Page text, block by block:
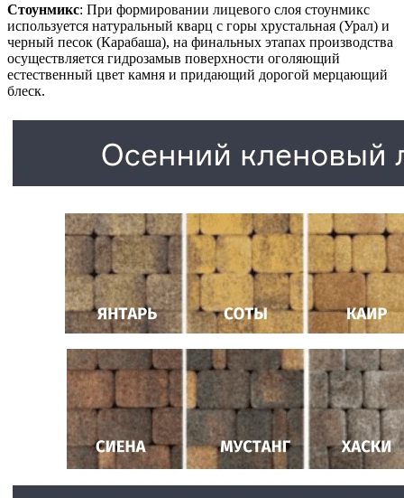
Стоунмикс: При формировании лицевого слоя стоунмикс
используется натуральный кварц с горы хрустальная (Урал) и
черный песок (Карабаша), на финальных этапах производства
осуществляется гидрозамыв поверхности оголяющий
естественный цвет камня и придающий дорогой мерцающий
блеск.